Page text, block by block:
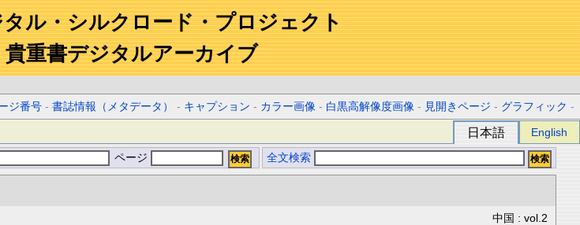
ル・シルクロード・プロジェクト
貴重書デジタルアーカイブ
ジ番号 -書誌情報（メタデータ） - キャプション - カラー画像 - 白黒高解像度画像 - 見開きページ - グラフィック -
日本語 English
ページ 全文検索
中国 : vol.2